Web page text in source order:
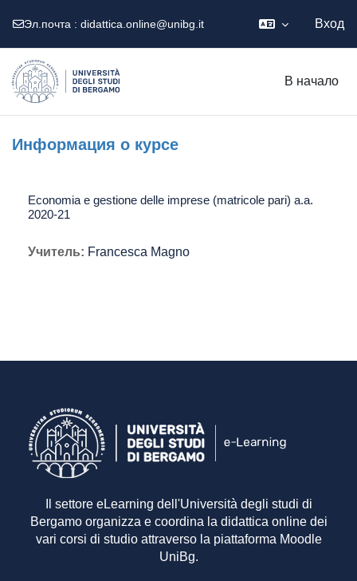
Эл.почта : didattica.online@unibg.it Вход
В начало
Информация о курсе
Economia e gestione delle imprese (matricole pari) a.a.
2020-21
Учитель: Francesca Magno
Il settore eLearning dell'Università degli studi di
Bergamo organizza e coordina la didattica online dei
vari corsi di studio attraverso la piattaforma Moodle
UniBg.